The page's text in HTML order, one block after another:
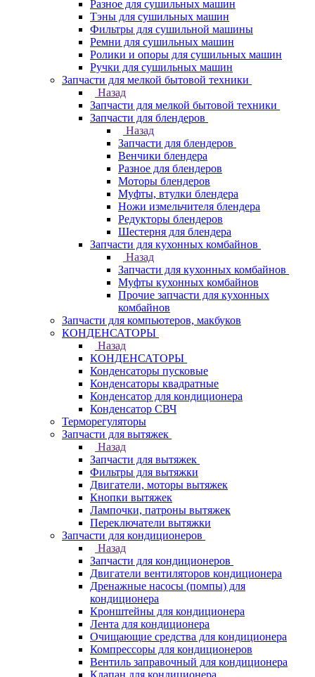
Разное для сушильных машин
Тэны для сушильных машин
Фильтры для сушильной машины
Ремни для сушильных машин
Ролики и опоры для сушильных машин
Ручки для сушильных машин
Запчасти для мелкой бытовой техники
Назад
Запчасти для мелкой бытовой техники
Запчасти для блендеров
Назад
Запчасти для блендеров
Венчики блендера
Разное для блендеров
Моторы блендеров
Муфты, втулки блендера
Ножи измельчителя блендера
Редукторы блендеров
Шестерня для блендера
Запчасти для кухонных комбайнов
Назад
Запчасти для кухонных комбайнов
Муфты кухонных комбайнов
Прочие запчасти для кухонных
комбайнов
Запчасти для компьютеров, макбуков
КОНДЕНСАТОРЫ
Назад
КОНДЕНСАТОРЫ
Конденсаторы пусковые
Конденсаторы квадратные
Конденсатор для кондиционера
Конденсатор СВЧ
Терморегуляторы
Запчасти для вытяжек
Назад
Запчасти для вытяжек
Фильтры для вытяжки
Двигатели, моторы вытяжек
Кнопки вытяжек
Лампочки, патроны вытяжек
Переключатели вытяжки
Запчасти для кондиционеров
Назад
Запчасти для кондиционеров
Двигатели вентиляторов кондиционера
Дренажные насосы (помпы) для
кондиционера
Кронштейны для кондиционера
Лента для кондиционера
Очищающие средства для кондиционера
Компрессоры для кондиционеров
Вентиль заправочный для кондиционера
Клапан для кондиционера